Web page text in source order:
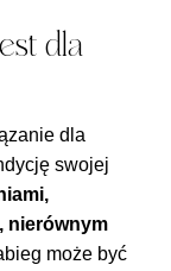
dla
dla
swojej
nierównym
może być